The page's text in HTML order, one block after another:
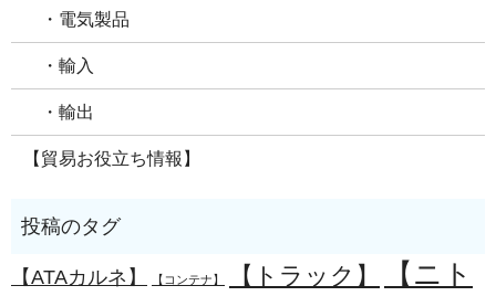
・電気製品
・輸入
・輸出
【貿易お役立ち情報】
【ATAカルネ】 【コンテナ】 【トラック】
【ニト